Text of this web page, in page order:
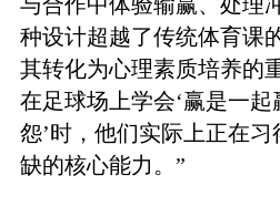
种设计超越了传统体育课
其转化为心理素质培养的
在足球场上学会‘赢是一
怨’时，他们实际上正在
缺的核心能力。”